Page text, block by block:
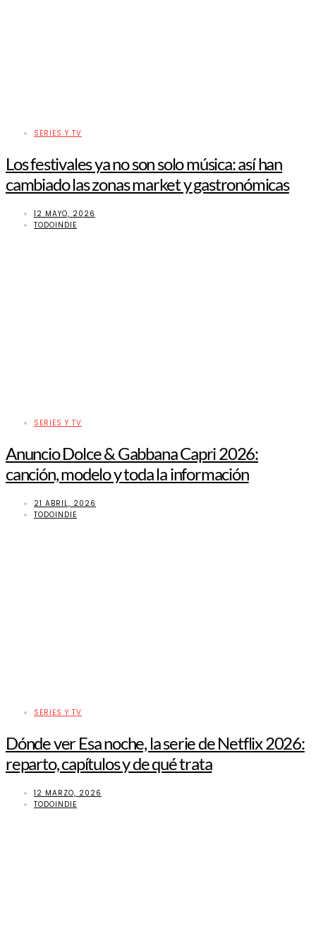
SERIES Y TV
Los festivales ya no son solo música: así han
cambiado las zonas market y gastronómicas
12 MAYO, 2026
TODOINDIE
SERIES Y TV
Anuncio Dolce & Gabbana Capri 2026:
canción, modelo y toda la información
21 ABRIL, 2026
TODOINDIE
SERIES Y TV
Dónde ver Esa noche, la serie de Netflix 2026:
reparto, capítulos y de qué trata
12 MARZO, 2026
TODOINDIE